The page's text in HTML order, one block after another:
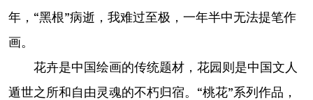
年，“黑根”病逝，我难过至极，一年半中无法提笔作
画。
花卉是中国绘画的传统题材，花园则是中国文人
遁世之所和自由灵魂的不朽归宿。“桃花”系列作品，